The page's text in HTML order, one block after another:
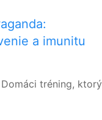
a imunitu